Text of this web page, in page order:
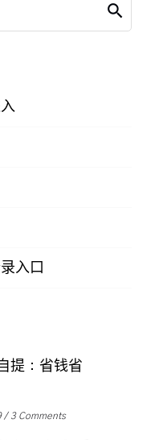
入口
提：省钱省
3 Comments